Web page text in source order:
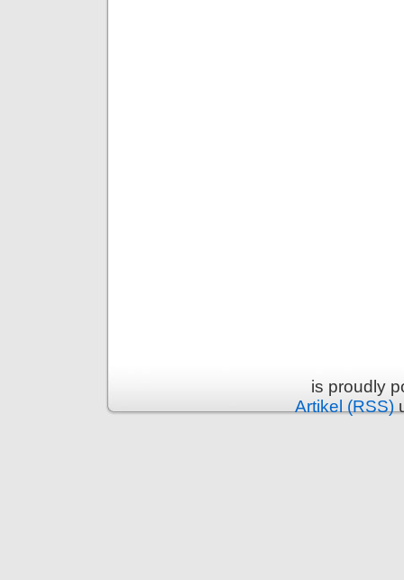
is proudly
Artikel (RSS)